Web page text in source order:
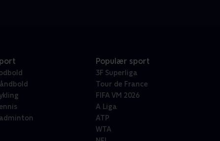
Populær sport
3F Superliga
Tour de France
FIFA VM 2026
A Liga
ATP
WTA